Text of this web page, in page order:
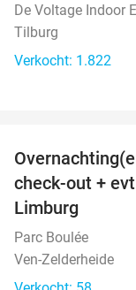
De Voltage Indoor
Tilburg
Verkocht: 1.822
check-out +
Limburg
Parc Boulée
Ven-Zelderheide